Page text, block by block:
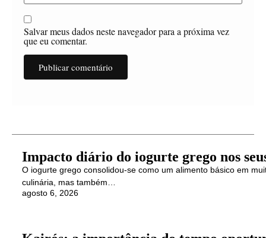
Salvar meus dados neste navegador para a próxima vez
que eu comentar.
Impacto diário do iogurte grego nos
O iogurte grego consolidou-se como um alimento básico em
culinária, mas também…
agosto 6, 2026